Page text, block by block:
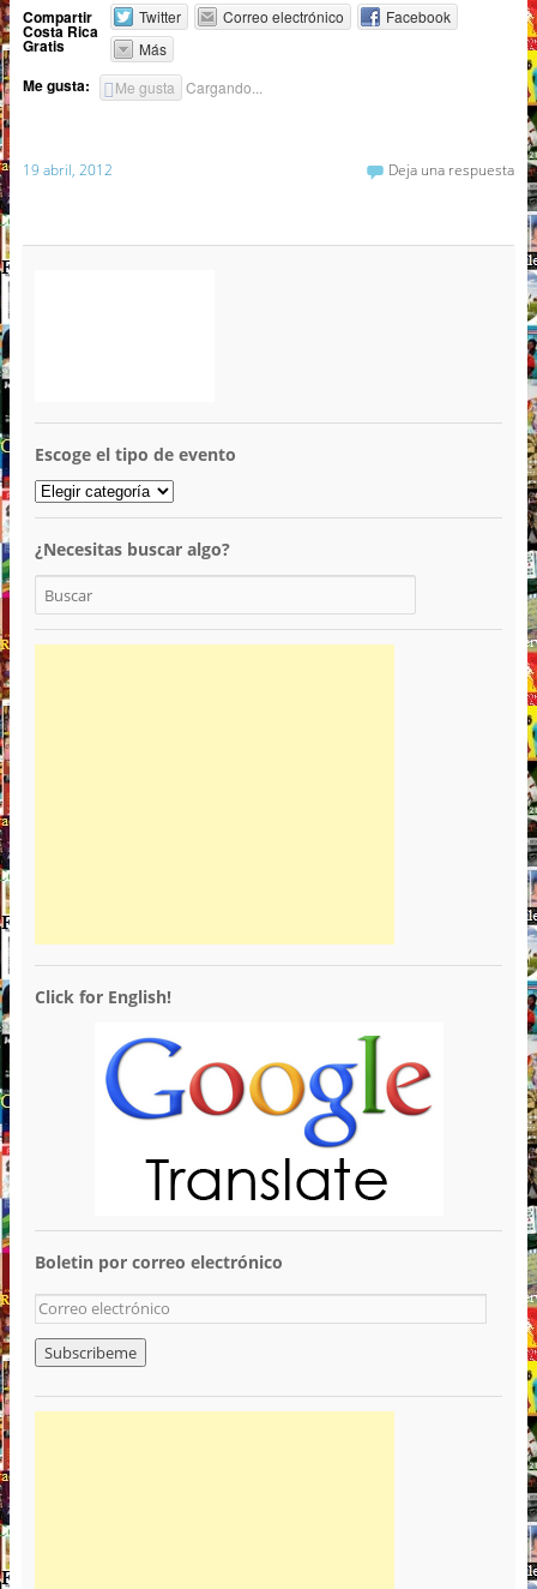
Compartir
Costa Rica
Gratis
Twitter Correo electrónico
Facebook
Más
Me gusta: Me gusta Cargando...
19 abril, 2012 Deja una respuesta
Escoge el tipo de evento
¿Necesitas buscar algo?
Click for English!
Boletin por correo electrónico